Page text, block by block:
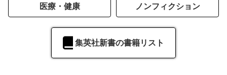
医療・健康 ノンフィクション
集英社新書の書籍リスト